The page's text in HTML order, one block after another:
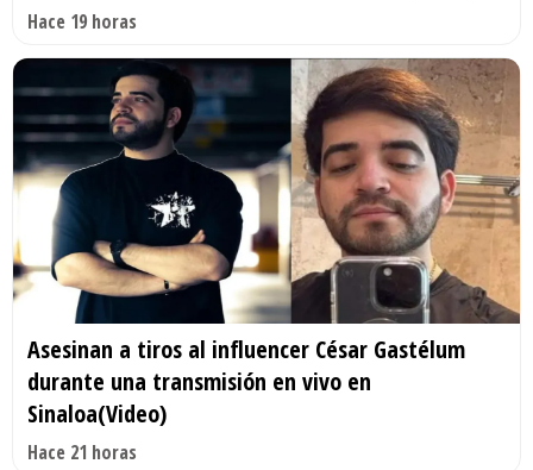
Hace 19 horas
Asesinan a tiros al influencer César Gastélum
durante una transmisión en vivo en
Sinaloa(Video)
Hace 21 horas